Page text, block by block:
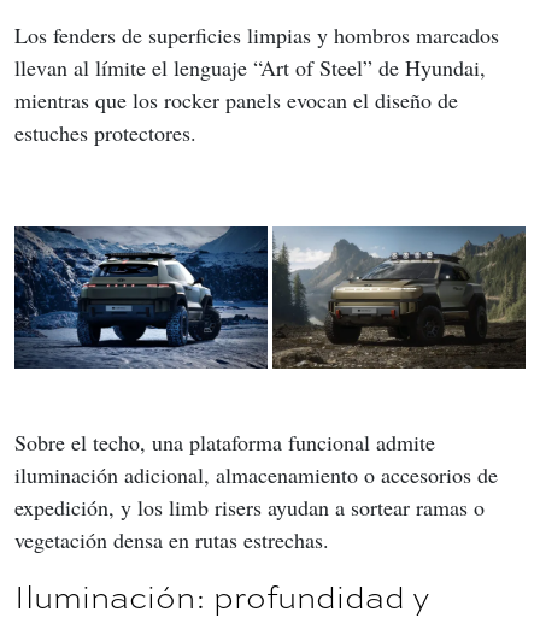
Los fenders de superficies limpias y hombros marcados
llevan al límite el lenguaje “Art of Steel” de Hyundai,
mientras que los rocker panels evocan el diseño de
estuches protectores.
Sobre el techo, una plataforma funcional admite
iluminación adicional, almacenamiento o accesorios de
expedición, y los limb risers ayudan a sortear ramas o
vegetación densa en rutas estrechas.
Iluminación: profundidad y